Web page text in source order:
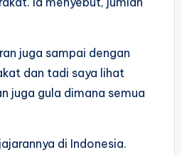
juga sampai dengan
dan tadi saya lihat
juga gula dimana semua
di Indonesia.